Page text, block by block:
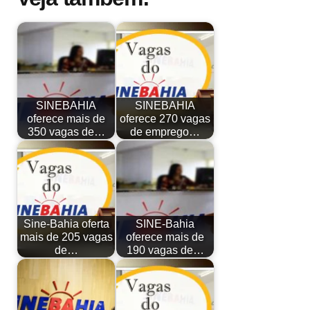
SINEBAHIA
oferece mais de
350 vagas de…
SINEBAHIA
oferece 270 vagas
de emprego…
Sine-Bahia oferta
mais de 205 vagas
de…
SINE-Bahia
oferece mais de
190 vagas de…